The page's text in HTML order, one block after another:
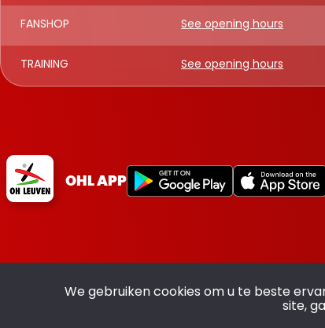
FANSHOP See opening hours
TRAINING See opening hours
OHL APP
We gebruiken cookies om u te beste
site,